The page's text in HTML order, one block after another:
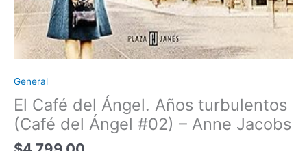
General
El Café del Ángel. Años turbulentos
(Café del Ángel #02) – Anne Jacobs